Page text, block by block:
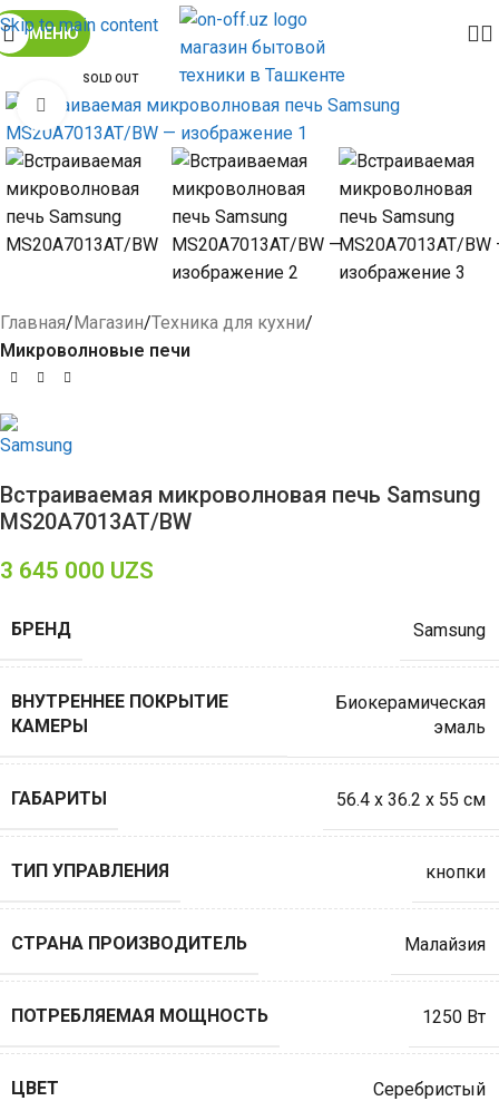
Skip to main content
МЕНЮ
SOLD OUT
Click to enlarge
Главная Магазин Техника для кухни
Микроволновые печи
Встраиваемая микроволновая печь Samsung
MS20A7013AT/BW
3 645 000 UZS
БРЕНД Samsung
ВНУТРЕННЕЕ ПОКРЫТИЕ
КАМЕРЫ
Биокерамическая
эмаль
ГАБАРИТЫ 56.4 x 36.2 x 55 см
ТИП УПРАВЛЕНИЯ кнопки
СТРАНА ПРОИЗВОДИТЕЛЬ Малайзия
ПОТРЕБЛЯЕМАЯ МОЩНОСТЬ 1250 Вт
ЦВЕТ Серебристый